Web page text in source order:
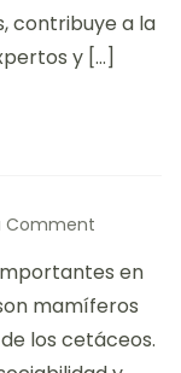
Científica:
contribuye a la
y […]
Comment
de
Delfines:
hábitats
en
mamíferos
los cetáceos.